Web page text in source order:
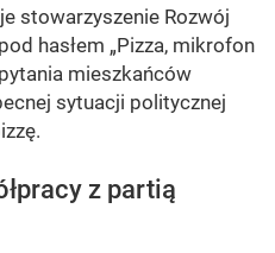
stowarzyszenie Rozwój
hasłem „Pizza, mikrofon
mieszkańców
sytuacji politycznej
z partią